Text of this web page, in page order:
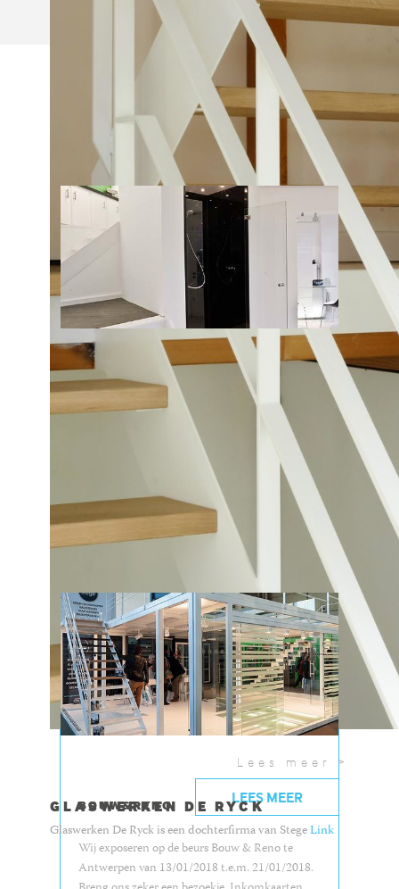
Lees meer >
GLASWERKEN DE RYCK
Glaswerken De Ryck is een dochterfirma van StegeLink
NIEUWS
02/12/2015
ONZE VERNIEUWDE TOONZAAL!
Kom zeker een kijkje nemen in de vernieuwde
toonzaal of krijg nu al een voorproefje aan de
LEES MEER
01/01/2015
BOUW&RENO
Wij exposeren op de beurs Bouw & Reno te
Antwerpen van 13/01/2018 t.e.m. 21/01/2018.